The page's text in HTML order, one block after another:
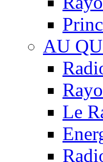
AU
Le